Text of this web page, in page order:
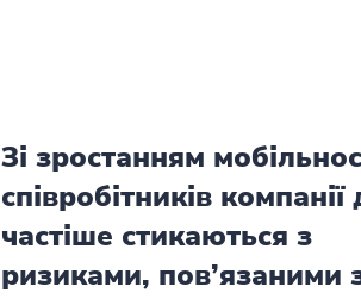
Зі зростанням
співробітників компанії
частіше стикаються з
ризиками, пов’язаними